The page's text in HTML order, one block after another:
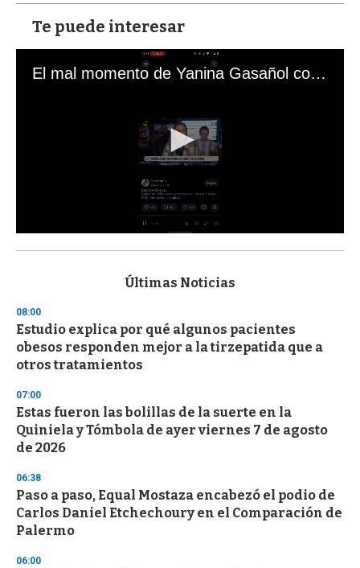
Te puede interesar
El mal momento de Yanina Gasañol con un hincha argentino en "Subrayado"
s
d
s
o
f
3
s
e
c
o
n
Últimas Noticias
08:00
Estudio explica por qué algunos pacientes
obesos responden mejor a la tirzepatida que a
otros tratamientos
07:00
Estas fueron las bolillas de la suerte en la
Quiniela y Tómbola de ayer viernes 7 de agosto
de 2026
06:38
Paso a paso, Equal Mostaza encabezó el podio de
Carlos Daniel Etchechoury en el Comparación de
Palermo
06:00